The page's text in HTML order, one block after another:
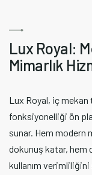
Lux Royal: M
Mimarlık Hiz
estetik hem de
özgün
zarif
ile bu
ekibi, mekanın